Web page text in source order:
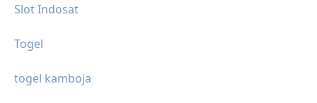
Slot Indosat
Togel
togel kamboja